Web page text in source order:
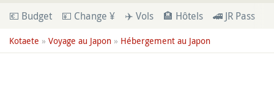
💶 Budget 💴 Change ¥ ✈️ Vols 🏨 Hôtels 🚄 JR Pass
Kotaete » Voyage au Japon » Hébergement au Japon